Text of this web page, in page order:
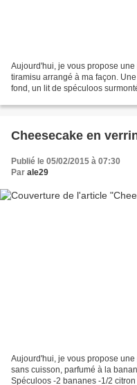
Aujourd'hui, je vous propose
tiramisu arrangé à ma façon.
fond, un lit de spéculoos
Cheesecake en
Publié le 05/02/2015 à 07:30
Par ale29
Aujourd'hui, je vous propose
sans cuisson, parfumé à la
Spéculoos -2 bananes -1/2